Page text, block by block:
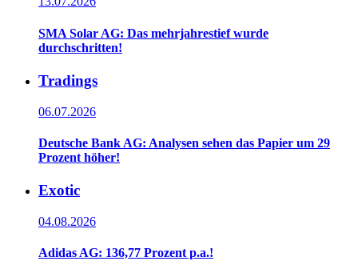
SMA Solar AG: Das mehrjahrestief wurde
durchschritten!
Tradings
06.07.2026
Deutsche Bank AG: Analysen sehen das Papier um 29
Prozent höher!
Exotic
04.08.2026
Adidas AG: 136,77 Prozent p.a.!